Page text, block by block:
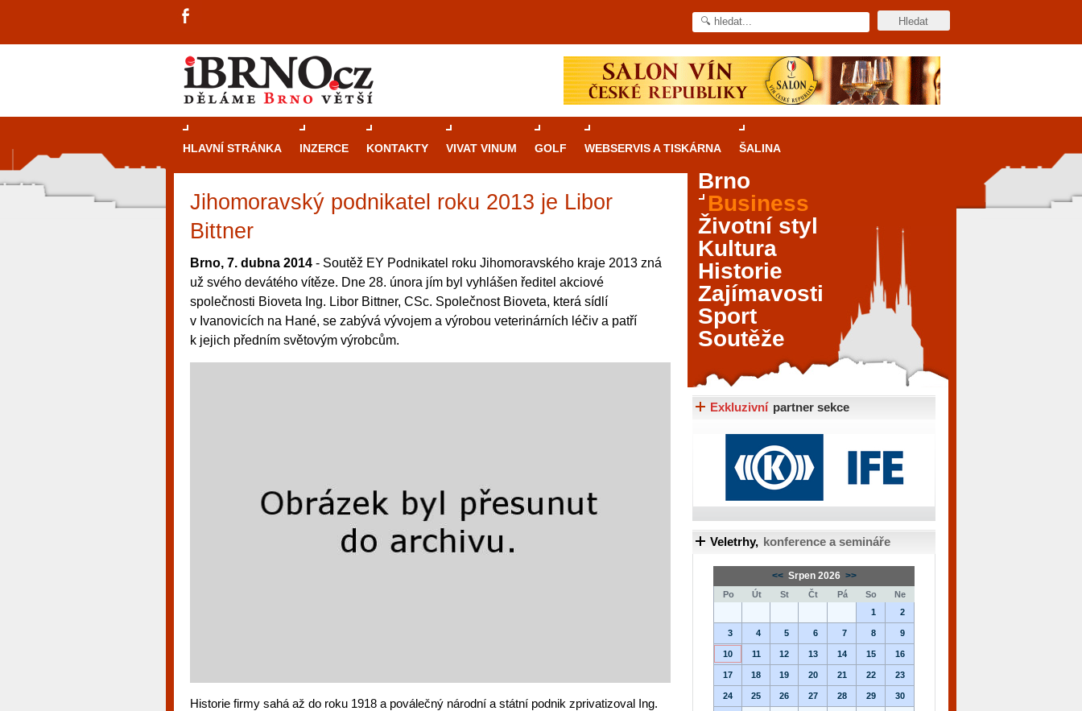
HLAVNÍ STRÁNKA INZERCE KONTAKTY VIVAT VINUM GOLF WEBSERVIS A TISKÁRNA ŠALINA
Jihomoravský podnikatel roku 2013 je Libor
Bittner
Brno, 7. dubna 2014 - Soutěž EY Podnikatel roku Jihomoravského kraje 2013 zná
už svého devátého vítěze. Dne 28. února jím byl vyhlášen ředitel akciové
společnosti Bioveta Ing. Libor Bittner, CSc. Společnost Bioveta, která sídlí
v Ivanovicích na Hané, se zabývá vývojem a výrobou veterinárních léčiv a patří
k jejich předním světovým výrobcům.
Historie firmy sahá až do roku 1918 a poválečný národní a státní podnik zprivatizoval Ing.
Průvodcekasinovými hrami v Brně: Od
Brno je městem známým pro zajímavé památky, skvělé
restaurace, divadla a univerzity. Mimo jiné je ale také
místem, kde si můžete legálně a bezpečně vyzkoušet
různé kasinové hry. V neustále kvetoucí moravské
metropoli naleznete širokou nabídku her od klasické
Brno
Business
Životní styl
Kultura
Historie
Zajímavosti
Sport
Soutěže
Exkluzivní partner sekce
Veletrhy, konference a semináře
<< Srpen 2026 >>
Po Út St Čt Pá So
Ne
1
2
3 4 5 6 7 8 9
10 11 12 13 14 15 16
17 18 19 20 21 22 23
24 25 26 27 28 29 30